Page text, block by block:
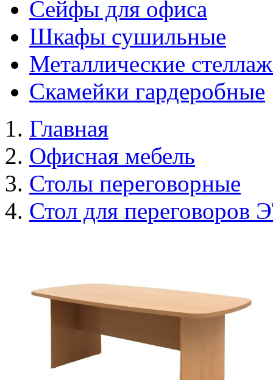
Сейфы для офиса
Шкафы сушильные
Металлические
Скамейки гардеробные
Главная
Офисная мебель
Столы переговорные
Стол для